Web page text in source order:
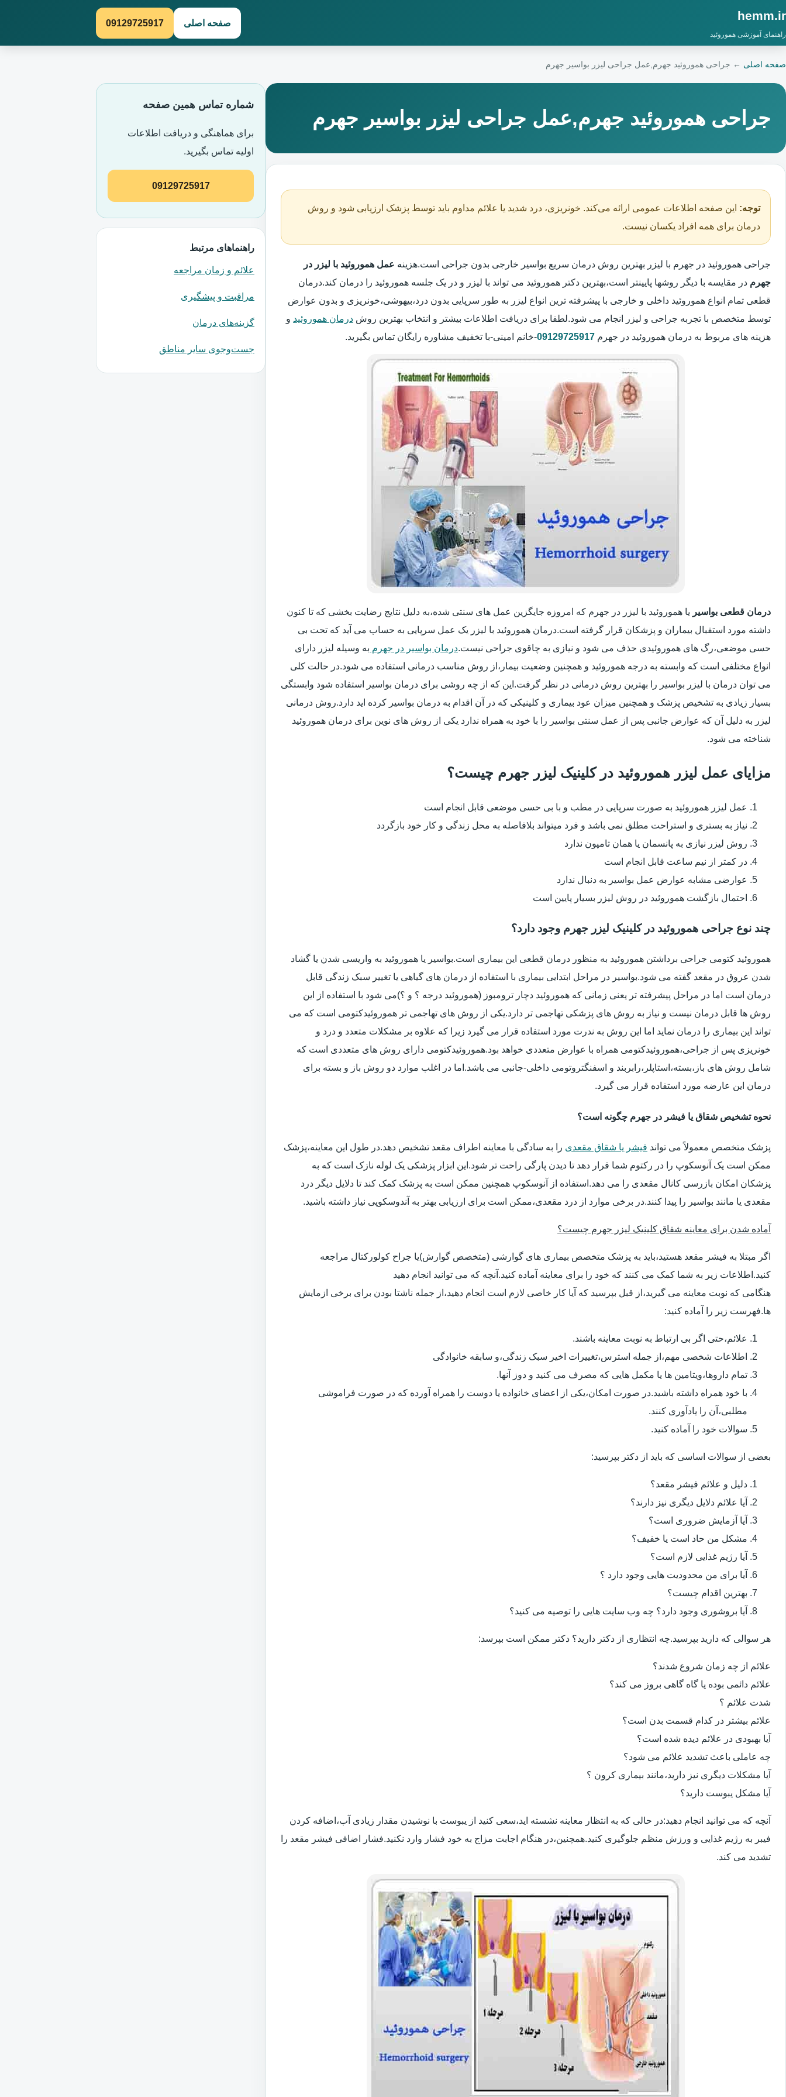
hemm.ir
راهنمای آموزشی هموروئید
صفحه اصلی 09129725917
صفحه اصلی ← جراحی هموروئید جهرم,عمل جراحی لیزر بواسیر جهرم
جراحی هموروئید جهرم,عمل جراحی لیزر بواسیر جهرم
توجه: این صفحه اطلاعات عمومی ارائه می‌کند. خونریزی، درد شدید یا علائم مداوم باید توسط پزشک ارزیابی شود و روش
درمان برای همه افراد یکسان نیست.
جراحی هموروئید در جهرم با لیزر بهترین روش درمان سریع بواسیر خارجی بدون جراحی است.هزینه عمل هموروئید با لیزر در
جهرم در مقایسه با دیگر روشها پایینتر است،بهترین دکتر هموروئید می تواند با لیزر و در یک جلسه هموروئید را درمان کند.درمان
قطعی تمام انواع هموروئید داخلی و خارجی با پیشرفته ترین انواع لیزر به طور سرپایی بدون درد،بیهوشی،خونریزی و بدون عوارض
توسط متخصص با تجربه جراحی و لیزر انجام می شود.لطفا برای دریافت اطلاعات بیشتر و انتخاب بهترین روش درمان هموروئید و
هزینه های مربوط به درمان هموروئید در جهرم 09129725917-خانم امینی-با تخفیف مشاوره رایگان تماس بگیرید.
درمان قطعی بواسیر یا هموروئید با لیزر در جهرم که امروزه جایگزین عمل های سنتی شده،به دلیل نتایج رضایت بخشی که تا کنون
داشته مورد استقبال بیماران و پزشکان قرار گرفته است.درمان هموروئید با لیزر یک عمل سرپایی به حساب می آید که تحت بی
حسی موضعی،رگ های هموروئیدی حذف می شود و نیازی به چاقوی جراحی نیست.درمان بواسیر در جهرم به وسیله لیزر دارای
انواع مختلفی است که وابسته به درجه هموروئید و همچنین وضعیت بیمار،از روش مناسب درمانی استفاده می شود.در حالت کلی
می توان درمان با لیزر بواسیر را بهترین روش درمانی در نظر گرفت.این که از چه روشی برای درمان بواسیر استفاده شود وابستگی
بسیار زیادی به تشخیص پزشک و همچنین میزان عود بیماری و کلینیکی که در آن اقدام به درمان بواسیر کرده اید دارد.روش درمانی
لیزر به دلیل آن که عوارض جانبی پس از عمل سنتی بواسیر را با خود به همراه ندارد یکی از روش های نوین برای درمان هموروئید
شناخته می شود.
مزایای عمل لیزر هموروئید در کلینیک لیزر جهرم چیست؟
عمل لیزر هموروئید به صورت سرپایی در مطب و با بی حسی موضعی قابل انجام است
نیاز به بستری و استراحت مطلق نمی باشد و فرد میتواند بلافاصله به محل زندگی و کار خود بازگردد
روش لیزر نیازی به پانسمان یا همان تامپون ندارد
در کمتر از نیم ساعت قابل انجام است
عوارضی مشابه عوارض عمل بواسیر به دنبال ندارد
احتمال بازگشت هموروئید در روش لیزر بسیار پایین است
چند نوع جراحی هموروئید در کلینیک لیزر جهرم وجود دارد؟
هموروئید کتومی جراحی برداشتن هموروئید به منظور درمان قطعی این بیماری است.بواسیر یا هموروئید به واریسی شدن یا گشاد
شدن عروق در مقعد گفته می شود.بواسیر در مراحل ابتدایی بیماری با استفاده از درمان های گیاهی یا تغییر سبک زندگی قابل
درمان است اما در مراحل پیشرفته تر یعنی زمانی که هموروئید دچار ترومبوز (هموروئید درجه ؟ و ؟)می شود با استفاده از این
روش ها قابل درمان نیست و نیاز به روش های پزشکی تهاجمی تر دارد.یکی از روش های تهاجمی تر هموروئیدکتومی است که می
تواند این بیماری را درمان نماید اما این روش به ندرت مورد استفاده قرار می گیرد زیرا که علاوه بر مشکلات متعدد و درد و
خونریزی پس از جراحی،هموروئیدکتومی همراه با عوارض متعددی خواهد بود.هموروئیدکتومی دارای روش های متعددی است که
شامل روش های باز،بسته،استاپلر،رابربند و اسفنگتروتومی داخلی-جانبی می باشد.اما در اغلب موارد دو روش باز و بسته برای
درمان این عارضه مورد استفاده قرار می گیرد.
نحوه تشخیص شقاق یا فیشر در جهرم چگونه است؟
پزشک متخصص معمولاً می تواند فیشر یا شقاق مقعدی را به سادگی با معاینه اطراف مقعد تشخیص دهد.در طول این معاینه،پزشک
ممکن است یک آنوسکوپ را در رکتوم شما قرار دهد تا دیدن پارگی راحت تر شود.این ابزار پزشکی یک لوله نازک است که به
پزشکان امکان بازرسی کانال مقعدی را می دهد.استفاده از آنوسکوپ همچنین ممکن است به پزشک کمک کند تا دلایل دیگر درد
مقعدی یا مانند بواسیر را پیدا کنند.در برخی موارد از درد مقعدی،ممکن است برای ارزیابی بهتر به آندوسکوپی نیاز داشته باشید.
آماده شدن برای معاینه شقاق کلینیک لیزر جهرم چیست؟
اگر مبتلا به فیشر مقعد هستید،باید به پزشک متخصص بیماری های گوارشی (متخصص گوارش)یا جراح کولورکتال مراجعه
کنید.اطلاعات زیر به شما کمک می کنند که خود را برای معاینه آماده کنید.آنچه که می توانید انجام دهید
هنگامی که نوبت معاینه می گیرید،از قبل بپرسید که آیا کار خاصی لازم است انجام دهید،از جمله ناشتا بودن برای برخی ازمایش
ها.فهرست زیر را آماده کنید:
علائم،حتی اگر بی ارتباط به نوبت معاینه باشند.
اطلاعات شخصی مهم،از جمله استرس،تغییرات اخیر سبک زندگی،و سابقه خانوادگی
تمام داروها،ویتامین ها یا مکمل هایی که مصرف می کنید و دوز آنها.
با خود همراه داشته باشید.در صورت امکان،یکی از اعضای خانواده یا دوست را همراه آورده که در صورت فراموشی
مطلبی،آن را یادآوری کنند.
سوالات خود را آماده کنید.
بعضی از سوالات اساسی که باید از دکتر بپرسید:
دلیل و علائم فیشر مقعد؟
آیا علائم دلایل دیگری نیز دارند؟
آیا آزمایش ضروری است؟
مشکل من حاد است یا خفیف؟
آیا رژیم غذایی لازم است؟
آیا برای من محدودیت هایی وجود دارد ؟
بهترین اقدام چیست؟
آیا بروشوری وجود دارد؟ چه وب سایت هایی را توصیه می کنید؟
هر سوالی که دارید بپرسید.چه انتظاری از دکتر دارید؟ دکتر ممکن است بپرسد:
علائم از چه زمان شروع شدند؟
علائم دائمی بوده یا گاه گاهی بروز می کند؟
شدت علائم ؟
علائم بیشتر در کدام قسمت بدن است؟
آیا بهبودی در علائم دیده شده است؟
چه عاملی باعث تشدید علائم می شود؟
آیا مشکلات دیگری نیز دارید،مانند بیماری کرون ؟
آیا مشکل یبوست دارید؟
آنچه که می توانید انجام دهید:در حالی که به انتظار معاینه نشسته اید،سعی کنید از یبوست با نوشیدن مقدار زیادی آب،اضافه کردن
فیبر به رژیم غذایی و ورزش منظم جلوگیری کنید.همچنین،در هنگام اجابت مزاج به خود فشار وارد نکنید.فشار اضافی فیشر مقعد را
تشدید می کند.
شماره تماس همین صفحه
برای هماهنگی و دریافت اطلاعات
اولیه تماس بگیرید.
09129725917
راهنماهای مرتبط
علائم و زمان مراجعه
مراقبت و پیشگیری
گزینه‌های درمان
جست‌وجوی سایر مناطق